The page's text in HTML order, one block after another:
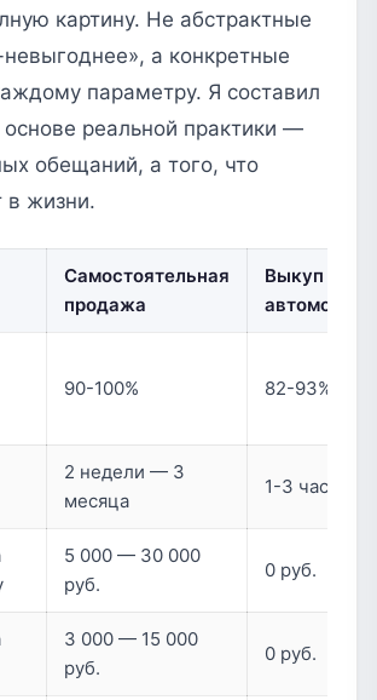
картину. Не абстрактные
а конкретные
параметру. Я составил
реальной практики —
обещаний, а того, что
в жизни.
Самостоятельная
продажа
Выкуп
автомобиля
90-100% 82-93%
2 недели — 3
месяца
1-3 часа
5 000 — 30 000
руб.
0 руб.
3 000 — 15 000
руб.
0 руб.